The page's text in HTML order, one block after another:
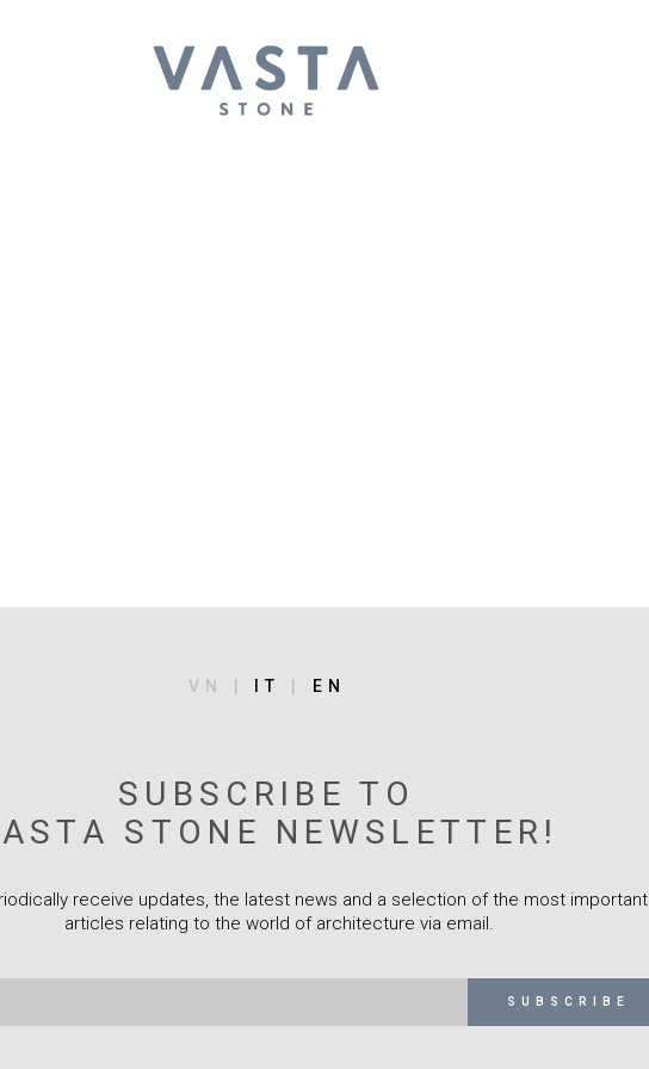
VN | IT EN
SUBSCRIBE TO
STONE NEWSLETTER!
receive updates, the latest news and a selection of the most important
articles relating to the world of architecture via email.
SUBSCRIBE